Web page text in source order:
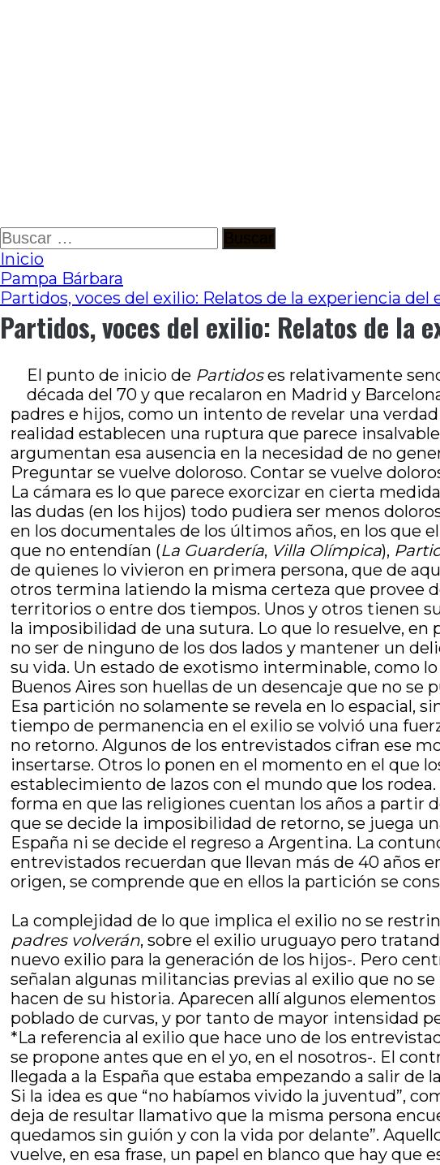
Ir
al
contenido
Buscar:
Inicio
Pampa Bárbara
Partidos, voces del exilio: Relatos de la experiencia del
Partidos, voces del exilio: Relatos de la
El punto de inicio de Partidoses relativamente
década del 70 y que recalaron en Madrid y
padres e hijos, como un intento de revelar una
realidad establecen una ruptura que parece
argumentan esa ausencia en la necesidad de no
Preguntar se vuelve doloroso. Contar se vuelve
La cámara es lo que parece exorcizar en cierta
las dudas (en los hijos) todo pudiera ser menos
en los documentales de los últimos años, en los que
que no entendían (La Guardería, Villa Olímpica),
de quienes lo vivieron en primera persona, que de
otros termina latiendo la misma certeza que provee
territorios o entre dos tiempos. Unos y otros tienen
la imposibilidad de una sutura. Lo que lo resuelve,
no ser de ninguno de los dos lados y mantener un
su vida. Un estado de exotismo interminable, como
Buenos Aires son huellas de un desencaje que no se
Esa partición no solamente se revela en lo espacial,
tiempo de permanencia en el exilio se volvió una
no retorno. Algunos de los entrevistados cifran ese
insertarse. Otros lo ponen en el momento en el que
establecimiento de lazos con el mundo que los
forma en que las religiones cuentan los años a partir
que se decide la imposibilidad de retorno, se juega
España ni se decide el regreso a Argentina. La
entrevistados recuerdan que llevan más de 40 años
origen, se comprende que en ellos la partición se
La complejidad de lo que implica el exilio no se
padres volverán, sobre el exilio uruguayo pero
nuevo exilio para la generación de los hijos-. Pero
señalan algunas militancias previas al exilio que no
hacen de su historia. Aparecen allí algunos
poblado de curvas, y por tanto de mayor intensidad
*La referencia al exilio que hace uno de los
se propone antes que en el yo, en el nosotros-. El
llegada a la España que estaba empezando a salir
Si la idea es que “no habíamos vivido la juventud”,
deja de resultar llamativo que la misma persona
quedamos sin guión y con la vida por delante”.
vuelve, en esa frase, un papel en blanco que hay